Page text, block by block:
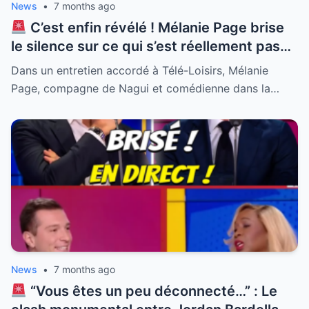
News • 7 months ago
C’est enfin révélé ! Mélanie Page brise
le silence sur ce qui s’est réellement passé
en coulisses avec Natasha St-Pier. Alors
que tout le monde s’interrogeait sur
culte, la compagne de Nagui a lâché une
phrase qui en dit long sur leur relation loin
des caméras. Personne ne s’attendait à
une telle confession sur leur dynamique.
Découvrez la vérité sur cette rencontre
inattendue qui fait trembler la sphère
médiatique et change tout ce que vous
pensiez savoir.
Dans un entretien accordé à Télé-Loisirs, Mélanie
Page, compagne de Nagui et comédienne dans la…
News • 7 months ago
“Vous êtes un peu déconnecté…” : Le